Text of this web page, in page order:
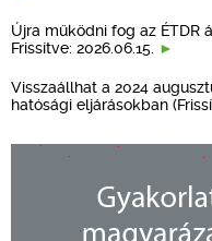
Újra működni fog az ÉTDR
Frissítve: 2026.06.15.
Visszaállhat a 2024
hatósági eljárásokban